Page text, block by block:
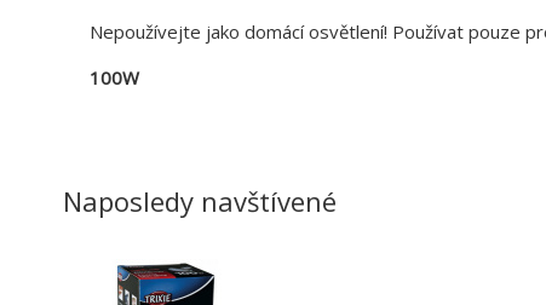
Nepoužívejte jako domácí osvětlení! Používat pouze
100W
Naposledy navštívené